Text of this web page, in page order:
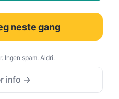
neste gang
Ingen spam. Aldri.
info →